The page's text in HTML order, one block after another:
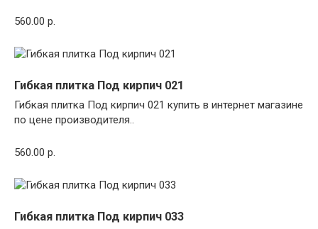
560.00 р.
Гибкая плитка Под кирпич 021
Гибкая плитка Под кирпич 021 купить в интернет магазине
по цене производителя..
560.00 р.
Гибкая плитка Под кирпич 033